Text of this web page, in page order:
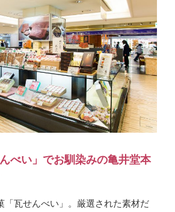
べい」でお馴染みの亀井堂本
「瓦せんべい」。厳選された素材だ